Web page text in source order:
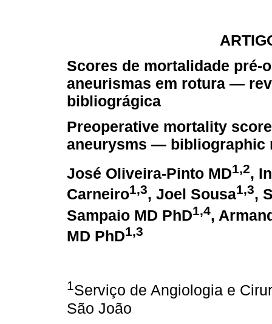
Scores de mortalidade pré-
aneurismas em rotura —
bibliográgica
Preoperative mortality
aneurysms — bibliographic
José Oliveira-Pinto MD1,2,
Carneiro1,3, Joel Sousa1,3,
Sampaio MD PhD1,4,
MD PhD1,3
1Serviço de Angiologia e
São João